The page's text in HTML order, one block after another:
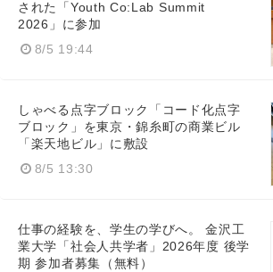
された「Youth Co:Lab Summit
2026」に参加
8/5 19:44
しゃべる点字ブロック「コード化点字
ブロック」を東京・錦糸町の商業ビル
「楽天地ビル」に敷設
8/5 13:30
仕事の経験を、学生の学びへ。 金沢工
業大学「社会人共学者」2026年度 後学
期 参加者募集（無料）